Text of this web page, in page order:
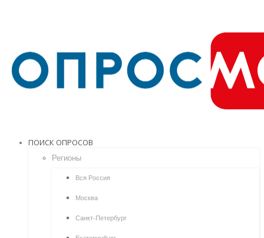
ПОИСК ОПРОСОВ
Регионы
Вся Россия
Москва
Санкт-Петербург